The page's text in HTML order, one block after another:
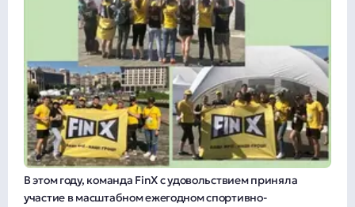
В этом году, команда FinX с удовольствием приняла
участие в масштабном ежегодном спортивно-